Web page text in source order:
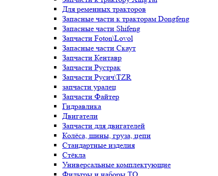
Для ременных тракторов
Запасные части к тракторам Dongfeng
Запасные части Shifeng
Запчасти Foton\Lovol
Запасные части Скаут
Запчасти Кентавр
Запчасти Рустрак
Запчасти Русич\TZR
запчасти уралец
Запчасти Файтер
Гидравлика
Двигатели
Запчасти для двигателей
Колёса, шины, груза, цепи
Стандартные изделия
Стёкла
Универсальные комплектующие